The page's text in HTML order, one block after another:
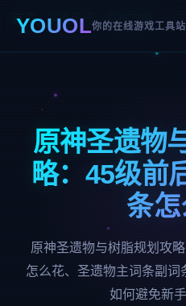
YOUOL你的在线游戏工具站
首页 › 攻略资讯 › 原神攻略 › 圣
原神圣遗物
略：45级前
条
原神圣遗物与树脂规划攻
怎么花、圣遗物主词条副词
如何避免新